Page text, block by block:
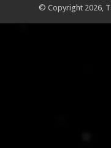
© Copyright 2026,